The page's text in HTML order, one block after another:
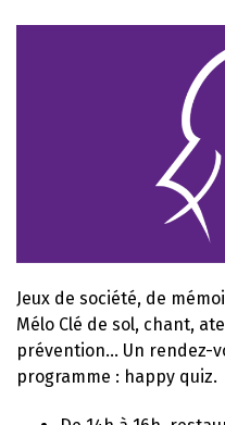
Jeux de société, de
Mélo Clé de sol, chant,
prévention… Un rendez-
programme : happy quiz.